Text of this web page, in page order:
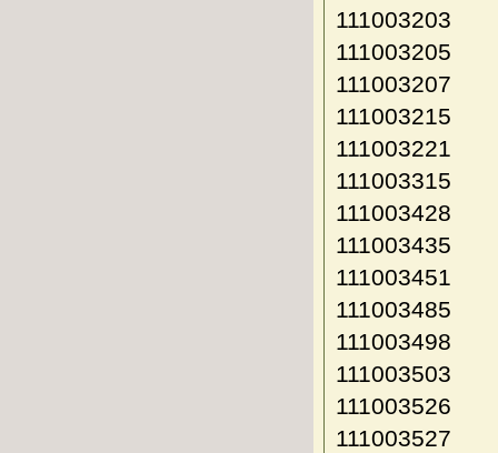
111003203
111003205
111003207
111003215
111003221
111003315
111003428
111003435
111003451
111003485
111003498
111003503
111003526
111003527